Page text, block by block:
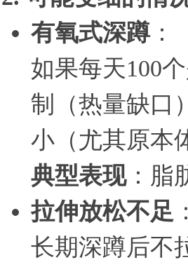
有氧式深蹲：
如果每天100
制（热量缺口
小（尤其原本
典型表现：脂
拉伸放松不足
长期深蹲后不